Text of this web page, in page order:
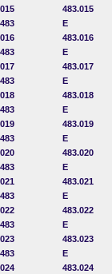
015
483.015
483
016
E
483.016
483
017
E
483.017
483
018
E
483.018
483
019
E
483.019
483
020
E
483.020
483
021
E
483.021
483
022
E
483.022
483
023
E
483.023
483
024
E
483.024